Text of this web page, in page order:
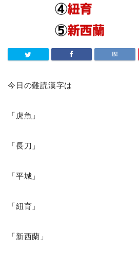
今日の難読漢字は
「虎魚」
「長刀」
「平城」
「紐育」
「新西蘭」